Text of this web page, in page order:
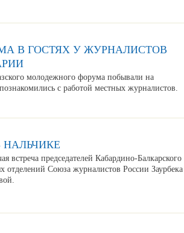
В ГОСТЯХ У ЖУРНАЛИСТОВ
молодежного форума побывали на
с работой местных журналистов.
НАЛЬЧИКЕ
встреча председателей Кабардино-Балкарского
отделений Союза журналистов России Заурбека